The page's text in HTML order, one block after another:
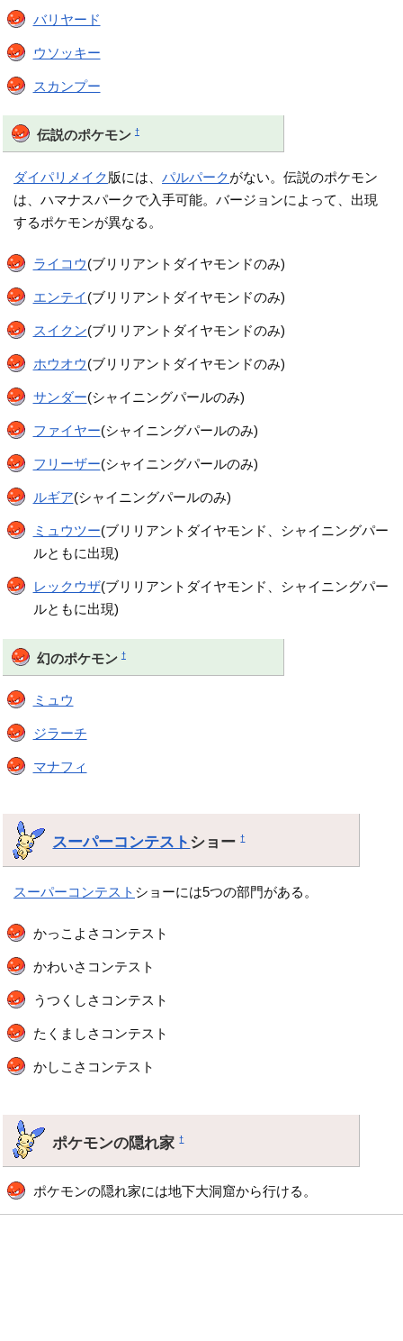
バリヤード
ウソッキー
スカンプー
伝説のポケモン †
ダイパリメイク版には、パルパークがない。伝説のポケモン
は、ハマナスパークで入手可能。バージョンによって、出現
するポケモンが異なる。
ライコウ(ブリリアントダイヤモンドのみ)
エンテイ(ブリリアントダイヤモンドのみ)
スイクン(ブリリアントダイヤモンドのみ)
ホウオウ(ブリリアントダイヤモンドのみ)
サンダー(シャイニングパールのみ)
ファイヤー(シャイニングパールのみ)
フリーザー(シャイニングパールのみ)
ルギア(シャイニングパールのみ)
ミュウツー(ブリリアントダイヤモンド、シャイニングパー
ルともに出現)
レックウザ(ブリリアントダイヤモンド、シャイニングパー
ルともに出現)
幻のポケモン †
ミュウ
ジラーチ
マナフィ
スーパーコンテスト ショー†
スーパーコンテスト ショーには5つの部門がある。
かっこよさコンテスト
かわいさコンテスト
うつくしさコンテスト
たくましさコンテスト
かしこさコンテスト
ポケモンの隠れ家†
ポケモンの隠れ家には地下大洞窟から行ける。